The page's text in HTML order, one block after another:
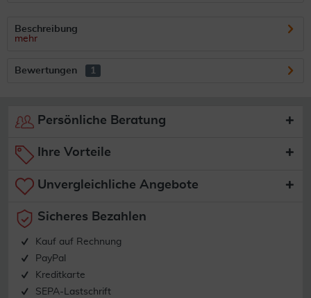
Beschreibung
mehr
Bewertungen 1
Persönliche Beratung
Ihre Vorteile
Unvergleichliche Angebote
Sicheres Bezahlen
Kauf auf Rechnung
PayPal
Kreditkarte
SEPA-Lastschrift